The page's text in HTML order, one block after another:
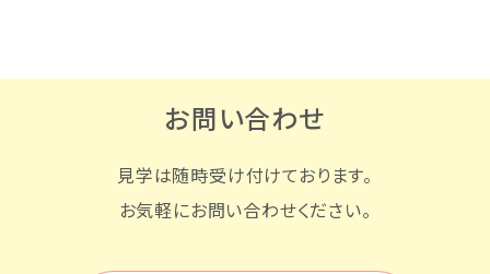
お問い合わせ
見学は随時受け付けております。
お気軽にお問い合わせください。